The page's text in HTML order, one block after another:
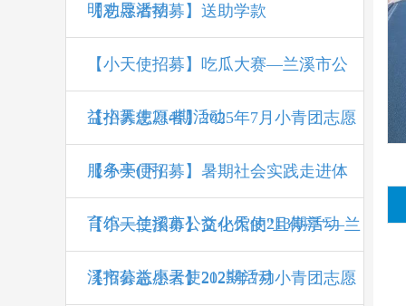
明劝导活动
【志愿者招募】送助学款
【小天使招募】吃瓜大赛—兰溪市公
益小天使214期活动
【招募志愿者】2025年7月小青团志愿
服务亭(下)
【小天使招募】暑期社会实践走进体
育馆—兰溪市公益小天使213期活动
【小天使招募】文化馆的"且停亭"—兰
溪市公益小天使212期活动
【招募志愿者】2025年7月小青团志愿